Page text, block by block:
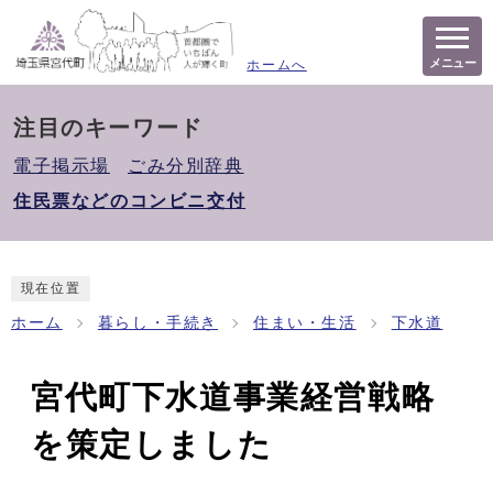
ホームへ メニュー
注目のキーワード
電子掲示場
ごみ分別辞典
住民票などのコンビニ交付
現在位置
ホーム 暮らし・手続き 住まい・生活 下水道
宮代町下水道事業経営戦略
を策定しました